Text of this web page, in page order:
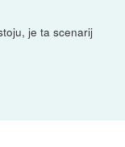
je ta scenarij